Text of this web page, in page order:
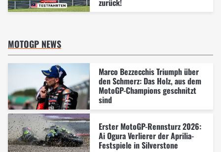
zurück!
MOTOGP NEWS
Marco Bezzecchis Triumph über
den Schmerz: Das Holz, aus dem
MotoGP-Champions geschnitzt
sind
Erster MotoGP-Rennsturz 2026:
Ai Ogura Verlierer der Aprilia-
Festspiele in Silverstone